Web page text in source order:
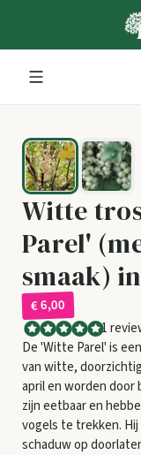
Witte
Parel'
smaak)
€ 6,00
1
De 'Witte Parel' is
van witte,
april en worden door
zijn eetbaar en
vogels te trekken.
schaduw op